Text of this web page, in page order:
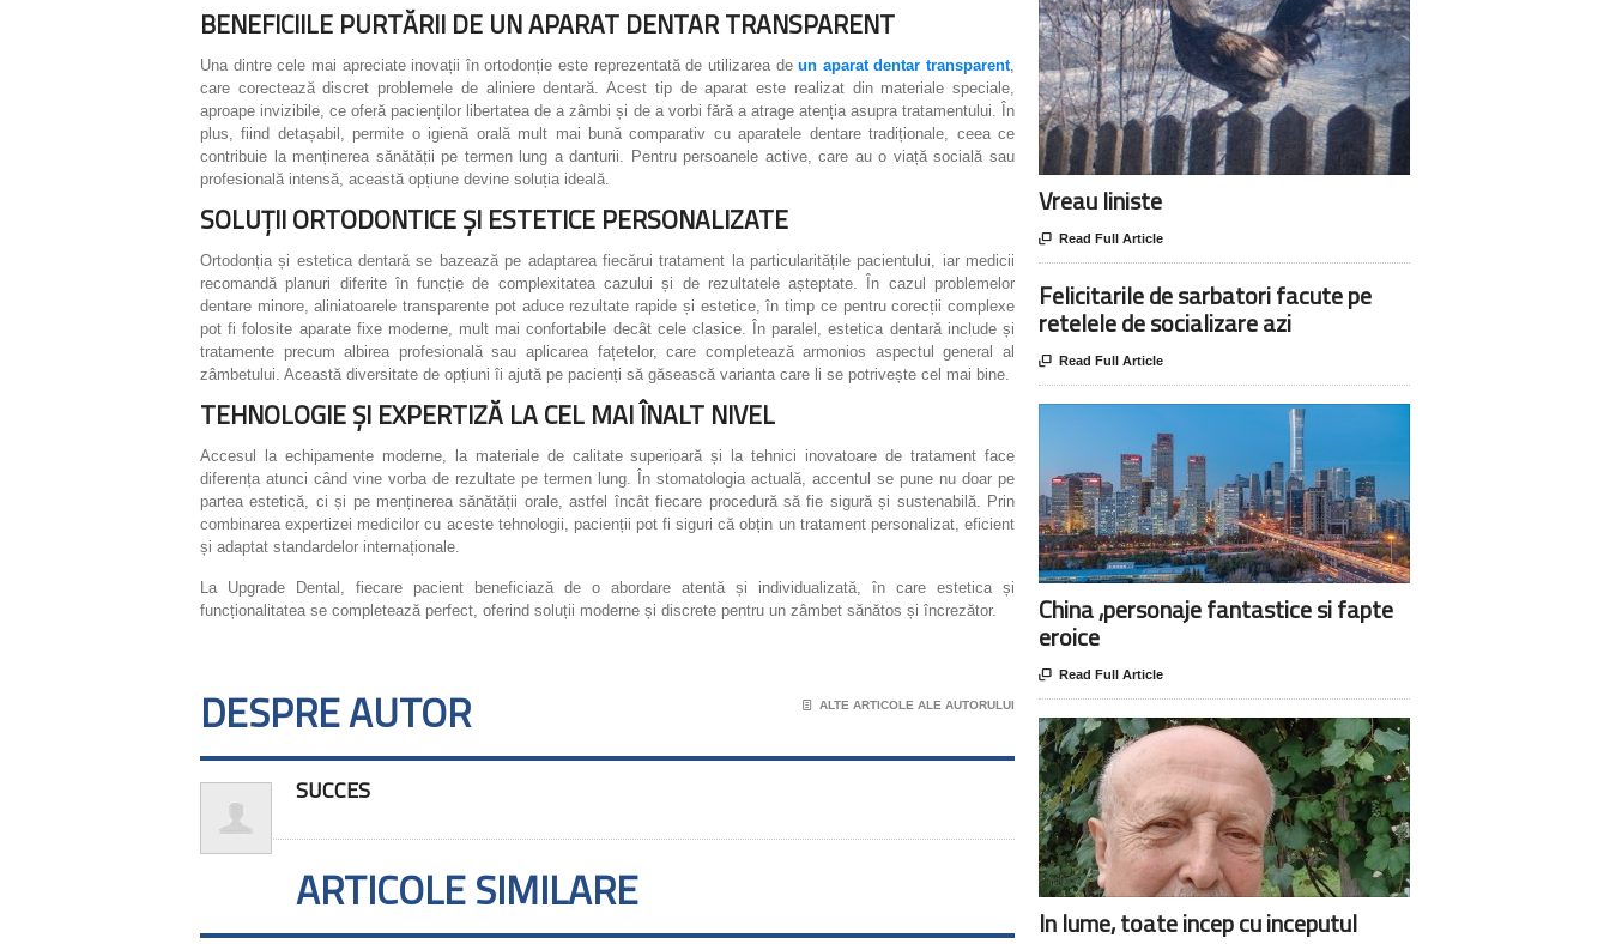
BENEFICIILE PURTĂRII DE UN APARAT DENTAR TRANSPARENT
Una dintre cele mai apreciate inovații în ortodonție este reprezentată de utilizarea deun aparat dentar transparent,
care corectează discret problemele de aliniere dentară. Acest tip de aparat este realizat din materiale speciale,
aproape invizibile, ce oferă pacienților libertatea de a zâmbi și de a vorbi fără a atrage atenția asupra tratamentului. În
plus, fiind detașabil, permite o igienă orală mult mai bună comparativ cu aparatele dentare tradiționale, ceea ce
contribuie la menținerea sănătății pe termen lung a danturii. Pentru persoanele active, care au o viață socială sau
profesională intensă, această opțiune devine soluția ideală.
SOLUȚII ORTODONTICE ȘI ESTETICE PERSONALIZATE
Ortodonția și estetica dentară se bazează pe adaptarea fiecărui tratament la particularitățile pacientului, iar medicii
recomandă planuri diferite în funcție de complexitatea cazului și de rezultatele așteptate. În cazul problemelor
dentare minore, aliniatoarele transparente pot aduce rezultate rapide și estetice, în timp ce pentru corecții complexe
pot fi folosite aparate fixe moderne, mult mai confortabile decât cele clasice. În paralel, estetica dentară include și
tratamente precum albirea profesională sau aplicarea fațetelor, care completează armonios aspectul general al
zâmbetului. Această diversitate de opțiuni îi ajută pe pacienți să găsească varianta care li se potrivește cel mai bine.
TEHNOLOGIE ȘI EXPERTIZĂ LA CEL MAI ÎNALT NIVEL
Accesul la echipamente moderne, la materiale de calitate superioară și la tehnici inovatoare de tratament face
diferența atunci când vine vorba de rezultate pe termen lung. În stomatologia actuală, accentul se pune nu doar pe
partea estetică, ci și pe menținerea sănătății orale, astfel încât fiecare procedură să fie sigură și sustenabilă. Prin
combinarea expertizei medicilor cu aceste tehnologii, pacienții pot fi siguri că obțin un tratament personalizat, eficient
și adaptat standardelor internaționale.
La Upgrade Dental, fiecare pacient beneficiază de o abordare atentă și individualizată, în care estetica și
funcționalitatea se completează perfect, oferind soluții moderne și discrete pentru un zâmbet sănătos și încrezător.
DESPRE AUTOR 📄 ALTE ARTICOLE ALE AUTORULUI
SUCCES
ARTICOLE SIMILARE
Vreau liniste
 Read Full Article
Felicitarile de sarbatori facute pe
retelele de socializare azi
 Read Full Article
China ,personaje fantastice si fapte
eroice
 Read Full Article
In lume, toate incep cu inceputul